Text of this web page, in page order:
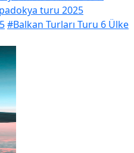
turu 2025
#Balkan Turları Turu 6 Ülke